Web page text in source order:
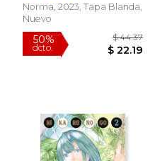
Norma, 2023, Tapa Blanda,
Nuevo